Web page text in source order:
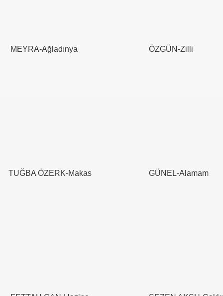
MEYRA-Ağladınya ÖZGÜN-Zilli
TUĞBA ÖZERK-Makas GÜNEL-Alamam